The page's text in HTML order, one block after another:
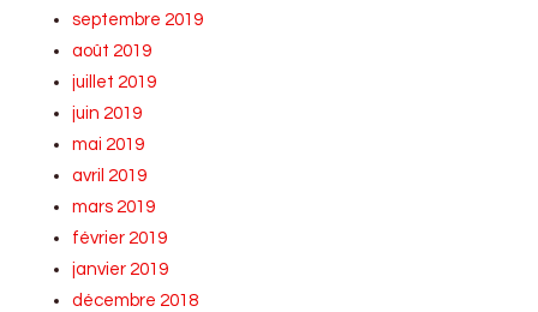
septembre 2019
août 2019
juillet 2019
juin 2019
mai 2019
avril 2019
mars 2019
février 2019
janvier 2019
décembre 2018